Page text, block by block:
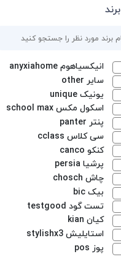
برند
انیکسیاهومanyxiahome
سایر other
یونیکunique
اسکول مکسschool max
پنتر panter
سی کلاس cclass
کنکو canco
پرشیاpersia
چاش chosch
بیکbic
تست گود testgood
کیان kian
استایلیشstylishx3
پوز pos